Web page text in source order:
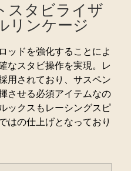
スタビライザ
リンケージ
ッドを強化することによ
なスタビ操作を実現。レ
用されており、サスペン
させる必須アイテムなの
ックスもレーシングスピ
はの仕上げとなっており